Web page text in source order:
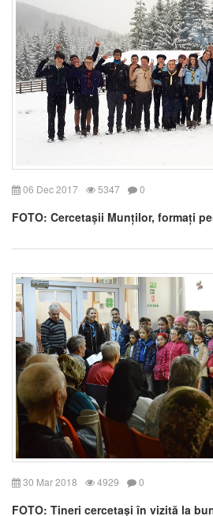
06 Dec 2017 5347 0
FOTO: Cercetașii Munților, formați
30 Mar 2018 4929 0
FOTO: Tineri cercetași în vizită la